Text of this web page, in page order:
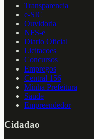
Transparencia
e-SIC
Ouvidoria
NFS-e
Diario Oficial
Licitacoes
Concursos
Empregos
Central 156
Minha Prefeitura
Saude
Empreendedor
Cidadao